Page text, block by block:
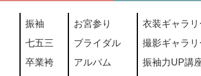
振袖
七五三
卒業袴
お宮参り
ブライダル
アルバム
衣装ギャラリ
撮影ギャラリ
振袖力UP講